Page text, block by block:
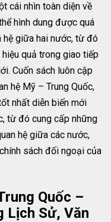
cái nhìn toàn diện về
hình dung được quá
hệ giữa hai nước, từ đó
quả trong giao tiếp
Cuốn sách luôn cập
hệ Mỹ – Trung Quốc,
nhất diễn biến mới
từ đó cung cấp những
hệ giữa các nước,
sách đối ngoại của
Quốc –
Lịch Sử, Văn